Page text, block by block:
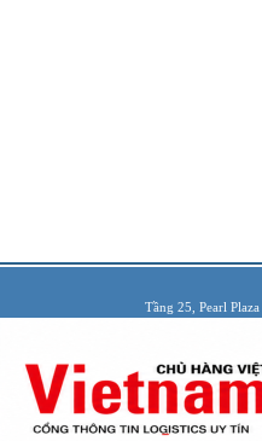
Tầng 25, Pearl